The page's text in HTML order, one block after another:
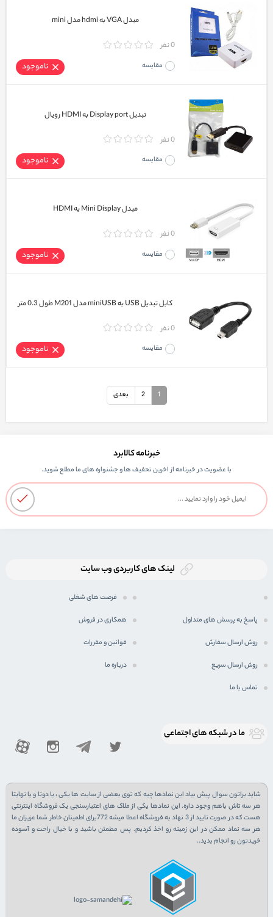
مبدل VGA به hdmi مدل mini
0 نفر
مقایسه ناموجود
تبدیل Display port به HDMI رویال
0 نفر
مقایسه ناموجود
مبدل Mini Display به HDMI
0 نفر
مقایسه ناموجود
کابل تبدیل USB به miniUSB مدل M201 طول 0.3 متر
0 نفر
مقایسه ناموجود
1
2 بعدی
خبرنامه کالابرد
با عضویت در خبرنامه از اخرین تحفیف ها و جشنواره های ما مطلع شوید.
لینک های کاربردی وب سایت
فرصت های شغلی
پاسخ به پرسش های متداول همکاری در فروش
روش ارسال سفارش قوانین و مقررات
روش ارسال سریع درباره ما
تماس با ما
ما در شبكه های اجتماعی
شاید براتون سوال پیش بیاد این نمادها چیه که توی بعضی از سایت ها یکی ، یا دوتا و یا نهایتا
هر سه تاش باهم وجود داره. این نمادها یکی از ملاک های اعتبارسنجی یک فروشگاه اینترنتی
هست که در صورت تایید از 3 نهاد به فروشگاه اعطا میشه 772برای اطمینان خاطر شما عزیزان ما
هر سه نماد ممکن در این زمینه رو اخذ کردیم. پس مطمئن باشید و با خیال راحت و آسوده
خریدتون رو انجام بدید..